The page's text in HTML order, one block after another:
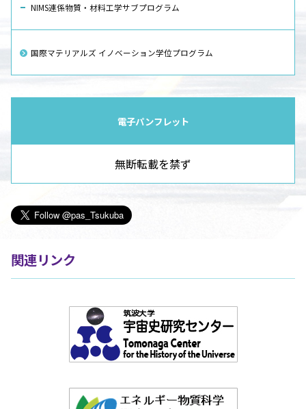
NIMS連係物質・材料工学サブプログラム
国際マテリアルズ イノベーション学位プログラム
電子パンフレット
無断転載を禁ず
関連リンク